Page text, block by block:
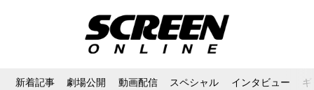
新着記事 劇場公開 動画配信 スペシャル インタビュー